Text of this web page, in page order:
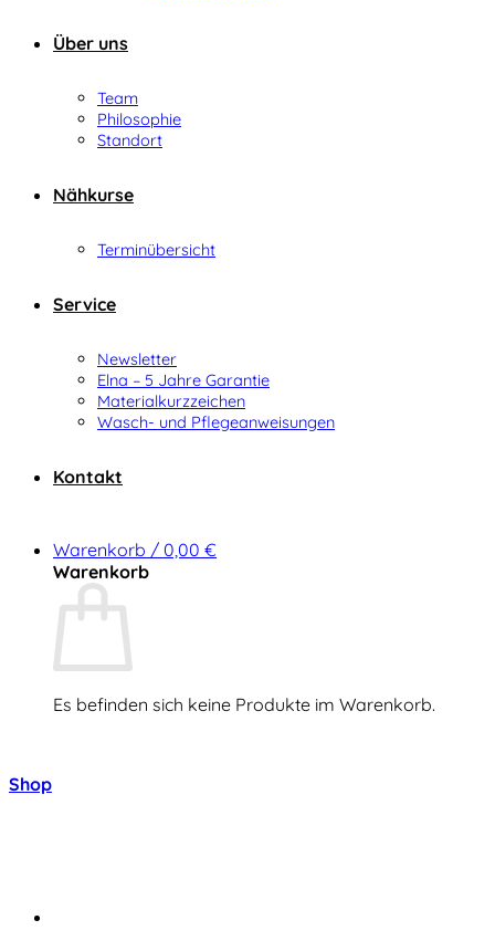
Über uns
Team
Philosophie
Standort
Nähkurse
Terminübersicht
Service
Newsletter
Elna – 5 Jahre Garantie
Materialkurzzeichen
Wasch- und Pflegeanweisungen
Kontakt
Warenkorb / 0,00 €
Warenkorb
Es befinden sich keine Produkte im Warenkorb.
Shop